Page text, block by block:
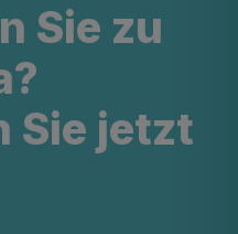
Sie zu
Sie jetzt